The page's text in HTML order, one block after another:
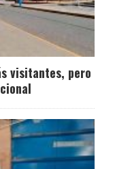
visitantes, pero